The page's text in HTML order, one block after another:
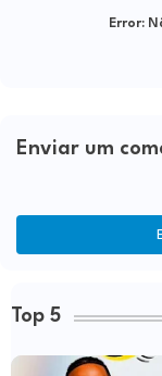
Error:
Enviar um
Top 5